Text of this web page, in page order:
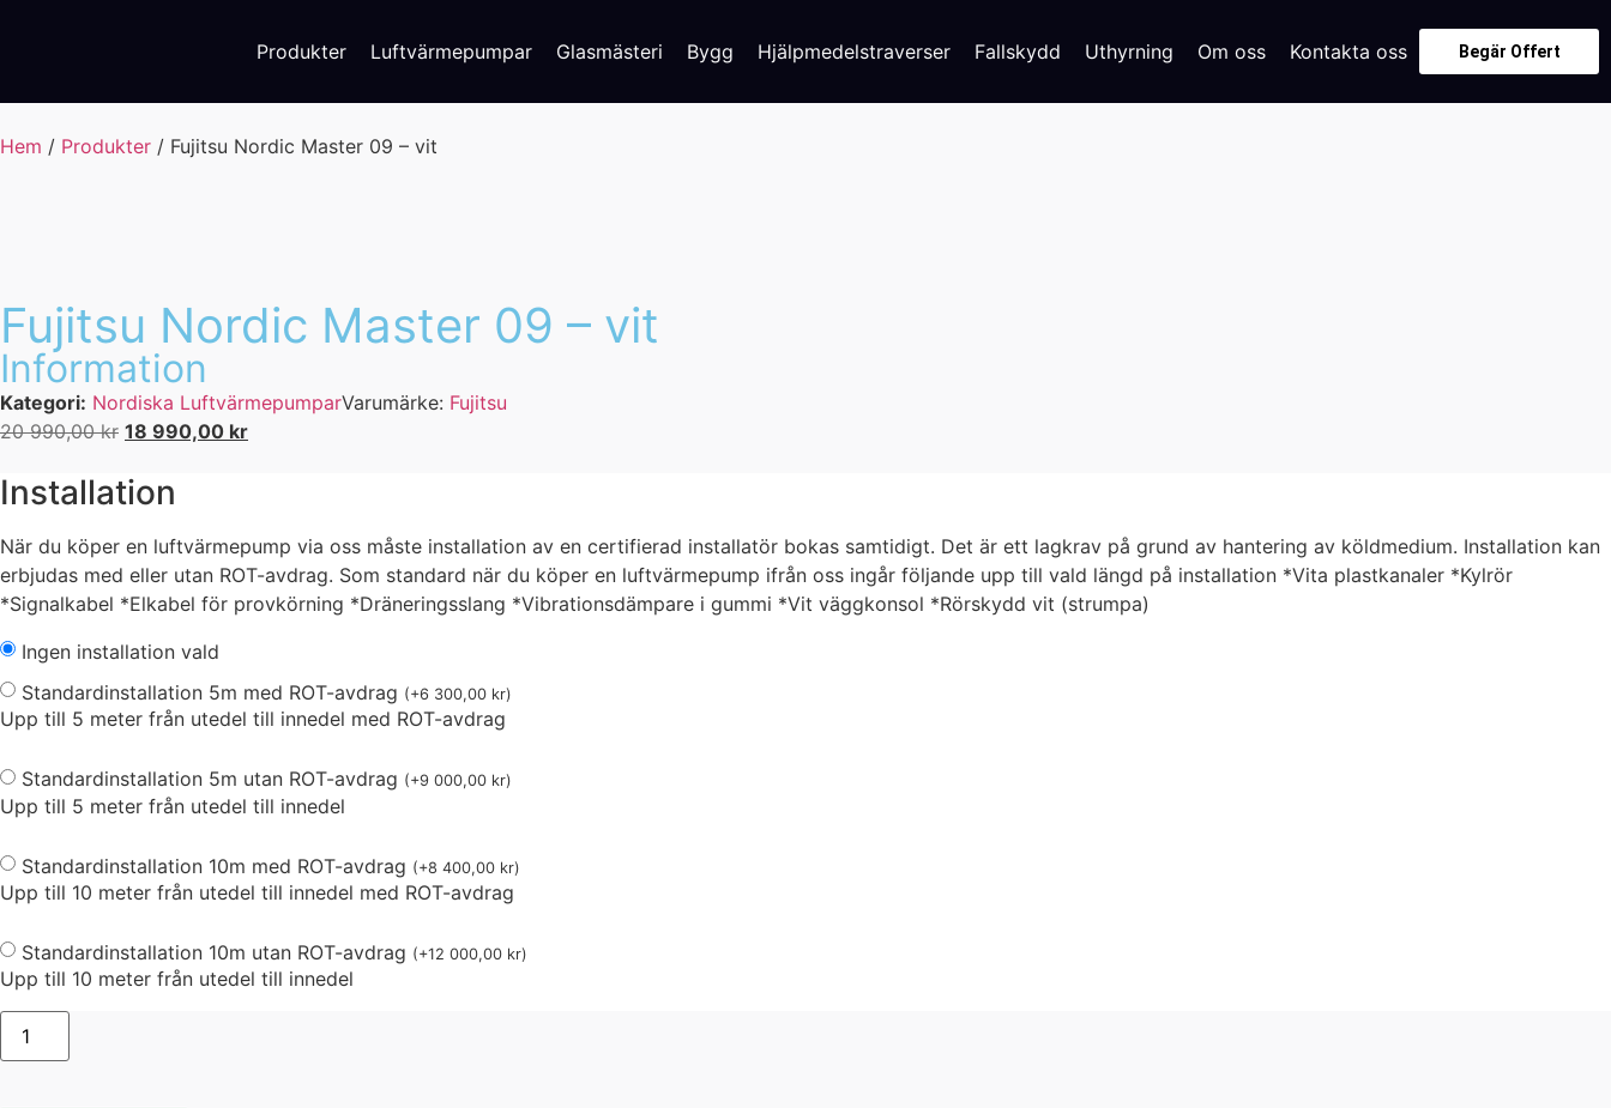
Produkter Luftvärmepumpar Glasmästeri Bygg Hjälpmedelstraverser Fallskydd Uthyrning Om oss Kontakta oss Begär Offert
Hem / Produkter / Fujitsu Nordic Master 09 – vit
Fujitsu Nordic Master 09 – vit
Information
Kategori: Nordiska LuftvärmepumparVarumärke: Fujitsu
20 990,00kr 18 990,00 kr
Installation
När du köper en luftvärmepump via oss måste installation av en certifierad installatör bokas samtidigt. Det är ett lagkrav på grund av hantering av köldmedium. Installation kan
erbjudas med eller utan ROT-avdrag. Som standard när du köper en luftvärmepump ifrån oss ingår följande upp till vald längd på installation *Vita plastkanaler *Kylrör
*Signalkabel *Elkabel för provkörning *Dräneringsslang *Vibrationsdämpare i gummi *Vit väggkonsol *Rörskydd vit (strumpa)
Ingen installation vald
Standardinstallation 5m med ROT-avdrag (+6 300,00 kr)
Upp till 5 meter från utedel till innedel med ROT-avdrag
Standardinstallation 5m utan ROT-avdrag (+9 000,00 kr)
Upp till 5 meter från utedel till innedel
Standardinstallation 10m med ROT-avdrag (+8 400,00 kr)
Upp till 10 meter från utedel till innedel med ROT-avdrag
Standardinstallation 10m utan ROT-avdrag (+12 000,00 kr)
Upp till 10 meter från utedel till innedel